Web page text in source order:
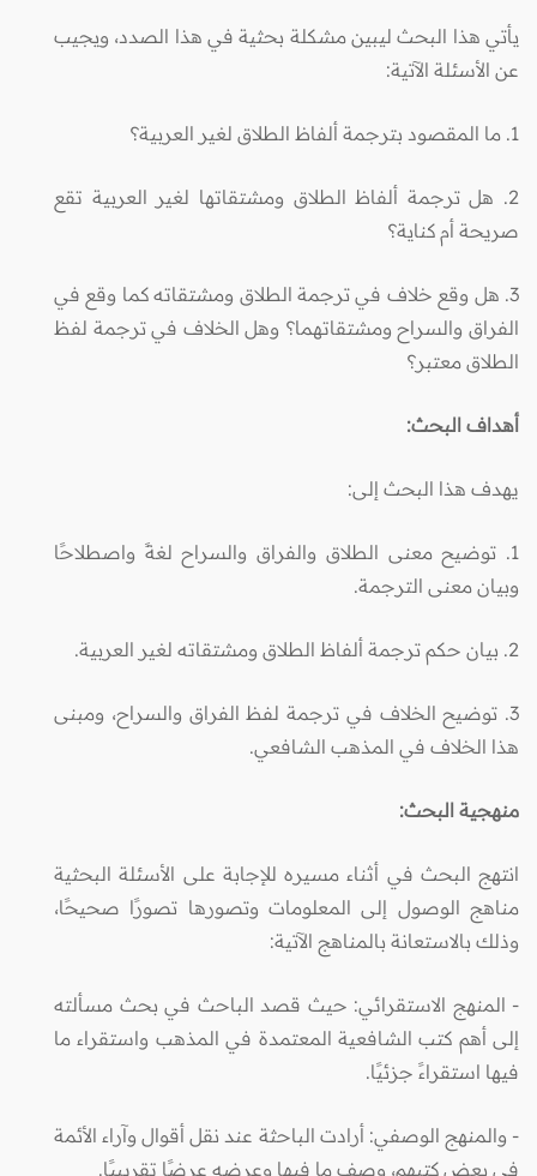
يأتي هذا البحث ليبين مشكلة بحثية في هذا الصدد، ويجيب
عن الأسئلة الآتية:
1. ما المقصود بترجمة ألفاظ الطلاق لغير العربية؟
2. هل ترجمة ألفاظ الطلاق ومشتقاتها لغير العربية تقع
صريحة أم كناية؟
3. هل وقع خلاف في ترجمة الطلاق ومشتقاته كما وقع في
الفراق والسراح ومشتقاتهما؟ وهل الخلاف في ترجمة لفظ
الطلاق معتبر؟
أهداف البحث:
يهدف هذا البحث إلى:
1. توضيح معنى الطلاق والفراق والسراح لغةً واصطلاحًا
وبيان معنى الترجمة.
2. بيان حكم ترجمة ألفاظ الطلاق ومشتقاته لغير العربية.
3. توضيح الخلاف في ترجمة لفظ الفراق والسراح، ومبنى
هذا الخلاف في المذهب الشافعي.
منهجية البحث:
انتهج البحث في أثناء مسيره للإجابة على الأسئلة البحثية
مناهج الوصول إلى المعلومات وتصورها تصورًا صحيحًا،
وذلك بالاستعانة بالمناهج الآتية:
- المنهج الاستقرائي: حيث قصد الباحث في بحث مسألته
إلى أهم كتب الشافعية المعتمدة في المذهب واستقراء ما
فيها استقراءً جزئيًا.
- والمنهج الوصفي: أرادت الباحثة عند نقل أقوال وآراء الأئمة
في بعض كتبهم، وصف ما فيها وعرضه عرضًا تقريبيًا.